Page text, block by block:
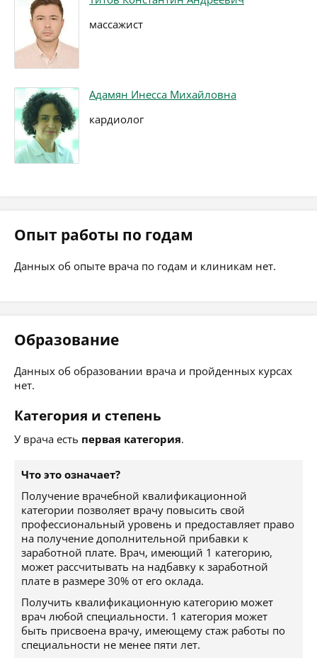
массажист
Адамян Инесса Михайловна
кардиолог
Опыт работы по годам
Данных об опыте врача по годам и клиникам нет.
Образование
Данных об образовании врача и пройденных курсах
нет.
Категория и степень
У врача есть первая категория.
Что это означает?
Получение врачебной квалификационной
категории позволяет врачу повысить свой
профессиональный уровень и предоставляет право
на получение дополнительной прибавки к
заработной плате. Врач, имеющий 1 категорию,
может рассчитывать на надбавку к заработной
плате в размере 30% от его оклада.
Получить квалификационную категорию может
врач любой специальности. 1 категория может
быть присвоена врачу, имеющему стаж работы по
специальности не менее пяти лет.